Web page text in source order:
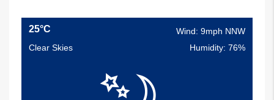
25°C
Wind: 9mph NNW
Clear Skies
Humidity: 76%